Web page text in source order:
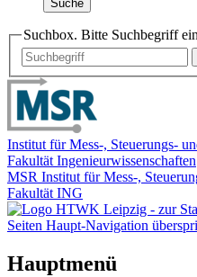
Suche
Suchbox. Bitte Suchbegriff
Institut für Mess-, Steuerungs-
Fakultät Ingenieurwissenschaften
MSR Institut für Mess-,
Fakultät ING
Seiten Haupt-Navigation
Hauptmenü